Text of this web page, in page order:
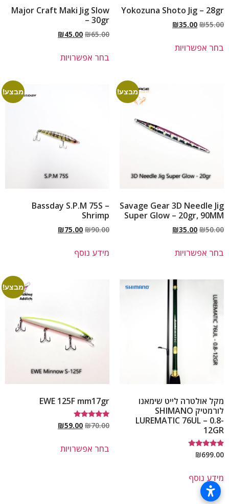
Yokozuna Shoto Jig – 28gr
₪55.00
₪35.00
בחר אפשרויות
Major Craft Maki Jig Slow
– 30gr
₪65.00
₪45.00
בחר אפשרויות
מבצע!
Savage Gear 3D Needle Jig
Super Glow – 20gr, 90MM
₪50.00
₪35.00
בחר אפשרויות
מבצע!
Bassday S.P.M 75S –
Shrimp
₪90.00
₪75.00
מידע נוסף
מקל אולטרה לייט שימאנו
לורמטיק SHIMANO
LUREMATIC 76UL – 0.8-
12GR
דורג
5.00
₪699.00
מידע נוסף
מבצע!
EWE 125F mm17gr
דורג
5.00
₪70.00
₪59.00
בחר אפשרויות